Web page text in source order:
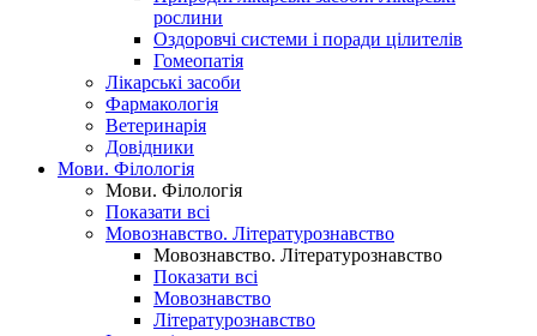
рослини
Оздоровчі системи і поради цілителів
Гомеопатія
Лікарські засоби
Фармакологія
Ветеринарія
Довідники
Мови. Філологія
Мови. Філологія
Показати всі
Мовознавство. Літературознавство
Мовознавство. Літературознавство
Показати всі
Мовознавство
Літературознавство